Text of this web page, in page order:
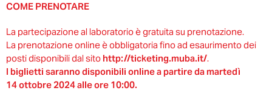
COME PRENOTARE
La partecipazione al laboratorio è gratuita su prenotazione.
La prenotazione online è obbligatoria fino ad esaurimento dei
posti disponibili dal sito http://ticketing.muba.it/​.
I biglietti saranno disponibili online a partire da martedì
14 ottobre 2024 alle ore 10:00.